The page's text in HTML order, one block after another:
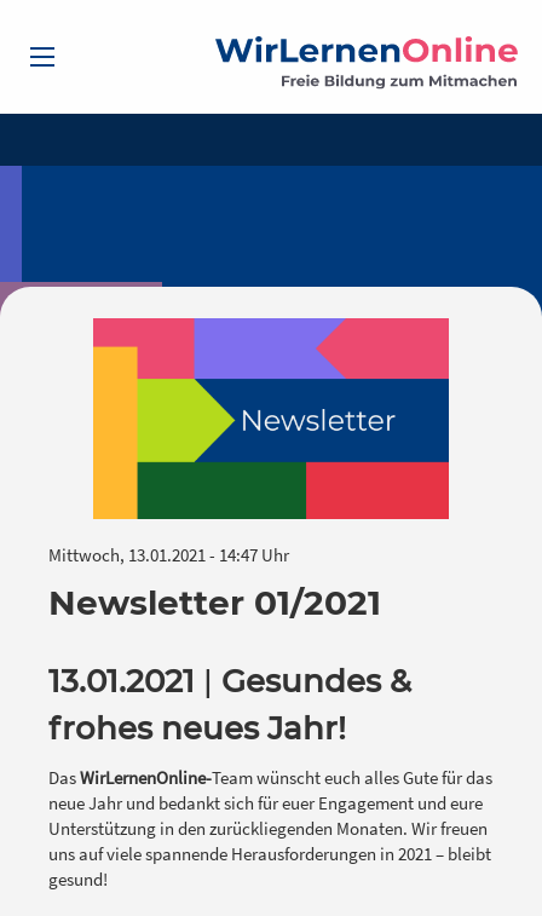
Mittwoch, 13.01.2021 - 14:47 Uhr
Newsletter 01/2021
13.01.2021 | Gesundes &
frohes neues Jahr!
DasWirLernenOnline-Team wünscht euch alles Gute für das
neue Jahr und bedankt sich für euer Engagement und eure
Unterstützung in den zurückliegenden Monaten. Wir freuen
uns auf viele spannende Herausforderungen in 2021 – bleibt
gesund!